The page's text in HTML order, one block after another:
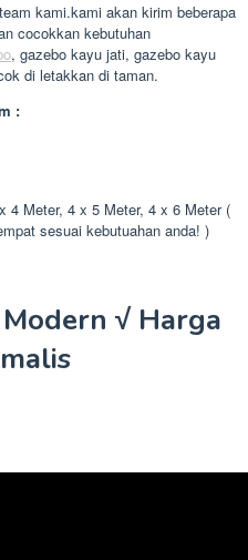
kami.kami akan kirim beberapa
cocokkan kebutuhan
, gazebo kayu jati, gazebo kayu
di letakkan di taman.
:
4 Meter, 4 x 5 Meter, 4 x 6 Meter (
sesuai kebutuahan anda! )
√ Harga